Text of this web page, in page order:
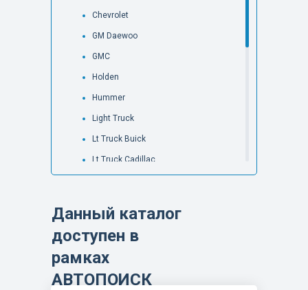
Chevrolet
GM Daewoo
GMC
Holden
Hummer
Light Truck
Lt Truck Buick
Lt Truck Cadillac
Lt Truck Oldsmobile
Lt Truck Pontiac
Medium Truck
Oldsmobile
Данный каталог
доступен в
рамках
АВТОПОИСК